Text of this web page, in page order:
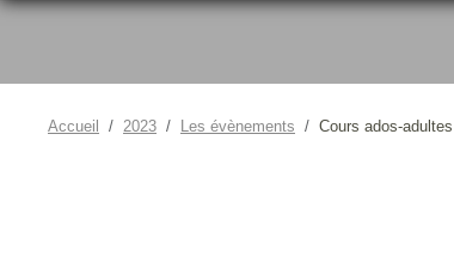
Accueil 2023 Les évènements Cours ados-adultes